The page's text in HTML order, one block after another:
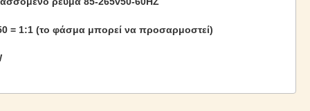
= 1:1 (το φάσμα μπορεί να προσαρμοστεί)